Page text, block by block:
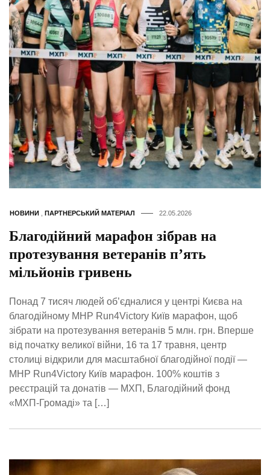
НОВИНИ ПАРТНЕРСЬКИЙ МАТЕРІАЛ 22.05.2026
Благодійний марафон зібрав на
протезування ветеранів п’ять
мільйонів гривень
Понад 7 тисяч людей об’єдналися у центрі Києва на
благодійному MHP Run4Victory Київ марафон, щоб
зібрати на протезування ветеранів 5 млн. грн. Вперше
від початку великої війни, 16 та 17 травня, центр
столиці відкрили для масштабної благодійної події —
MHP Run4Victory Київ марафон. 100% коштів з
реєстрацій та донатів — МХП, Благодійний фонд
«МХП-Громаді» та […]